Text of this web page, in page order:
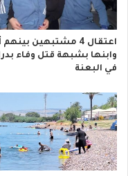
اعتقال 4 مشتبهين بينهم
وابنها بشبهة قتل وفاء
في البعنة